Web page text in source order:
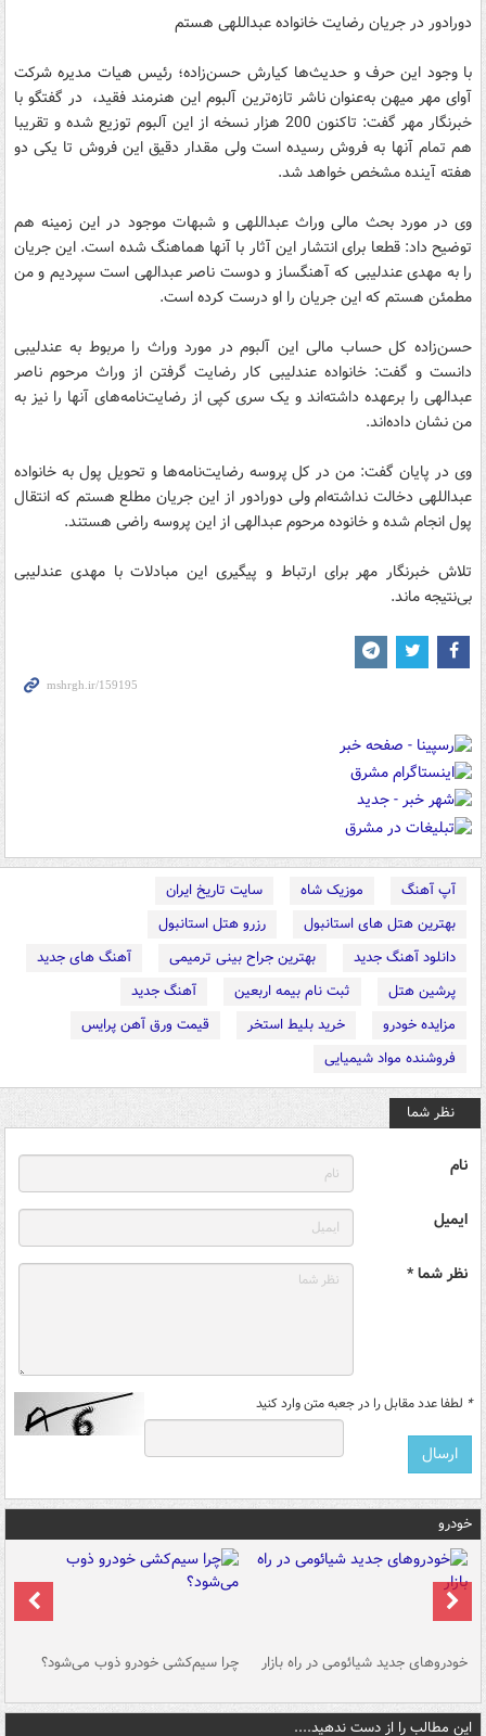
دورادور در جریان رضایت خانواده عبداللهی هستم
با وجود این حرف و حدیث‌ها کیارش حسن‌زاده؛ رئیس هیات مدیره شرکت
آوای مهر میهن به‌عنوان ناشر تازه‌ترین آلبوم این هنرمند فقید، در گفتگو با
خبرنگار مهر گفت: تاکنون 200 هزار نسخه از این آلبوم توزیع شده و تقریبا
هم تمام آنها به فروش رسیده است ولی مقدار دقیق این فروش تا یکی دو
هفته آینده مشخص خواهد شد.
وی در مورد بحث مالی وراث عبداللهی و شبهات موجود در این زمینه هم
توضیح داد: قطعا برای انتشار این آثار با آنها هماهنگ شده است. این جریان
را به مهدی عندلیبی که آهنگساز و دوست ناصر عبدالهی است سپردیم و من
مطمئن هستم که این جریان را او درست کرده است.
حسن‌زاده کل حساب مالی این آلبوم در مورد وراث را مربوط به عندلیبی
دانست و گفت: خانواده عندلیبی کار رضایت گرفتن از وراث مرحوم ناصر
عبدالهی را برعهده داشته‌اند و یک سری کپی از رضایت‌نامه‌های آنها را نیز به
من نشان داده‌اند.
وی در پایان گفت: من در کل پروسه رضایت‌نامه‌ها و تحویل پول به خانواده
عبداللهی دخالت نداشته‌ام ولی دورادور از این جریان مطلع هستم که انتقال
پول انجام شده و خانوده مرحوم عبدالهی از این پروسه راضی هستند.
تلاش خبرنگار مهر برای ارتباط و پیگیری این مبادلات با مهدی عندلیبی
بی‌نتیجه ماند.
آپ آهنگ موزیک شاه
سایت تاریخ ایران
بهترین هتل های استانبول
رزرو هتل استانبول
دانلود آهنگ جدید
بهترین جراح بینی ترمیمی
آهنگ های جدید
پرشین هتل
ثبت نام بیمه اربعین
آهنگ جدید
مزایده خودرو
خرید بلیط استخر
قیمت ورق آهن پرایس
فروشنده مواد شیمیایی
نظر شما
نام
ایمیل
نظر شما *
* لطفا عدد مقابل را در جعبه متن وارد کنید
خودرو
خودروهای جدید شیائومی در راه بازار چرا سیم‌کشی خودرو ذوب می‌شود؟
این مطالب را از دست ندهید....